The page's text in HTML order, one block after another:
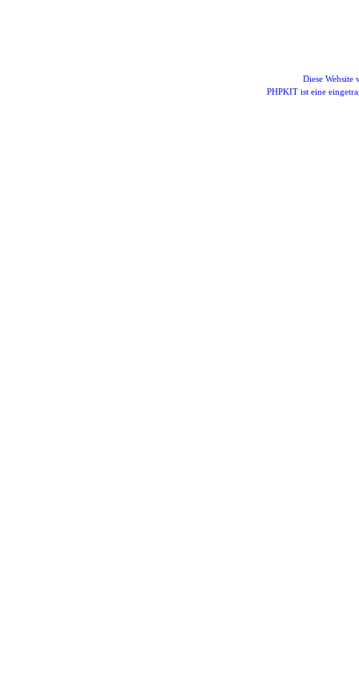
Diese Website
PHPKIT ist eine